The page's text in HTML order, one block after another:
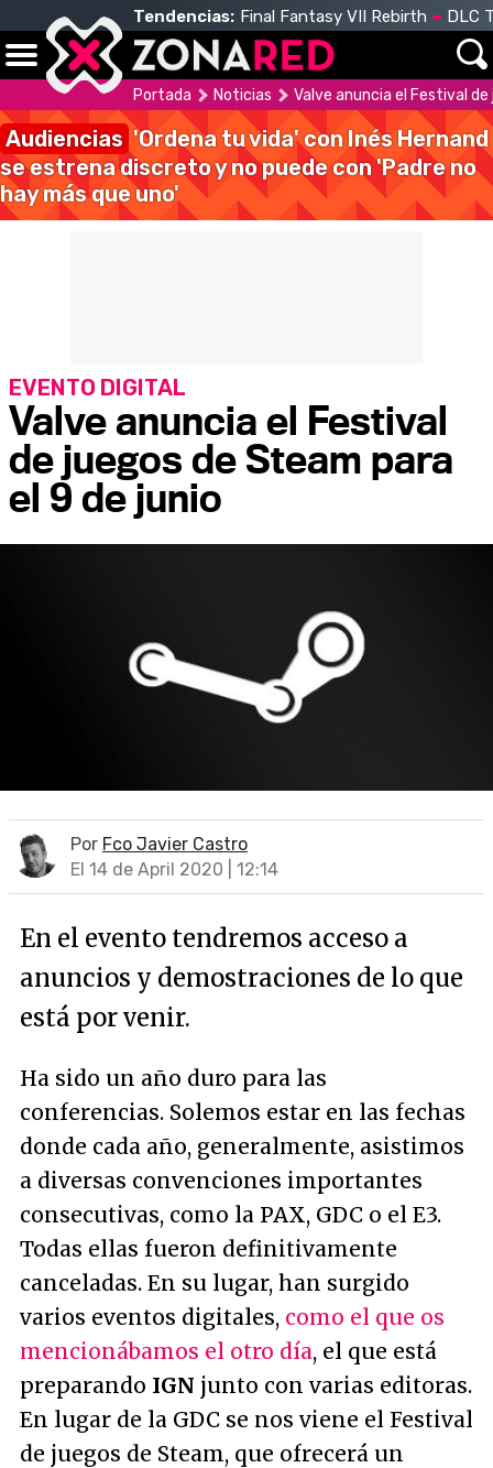
Tendencias: Final Fantasy VII Rebirth DLC
Portada Noticias Valve anuncia el Festival
Audiencias 'Ordena tu vida' con Inés Hernand
se estrena discreto y no puede con 'Padre no
hay más que uno'
Valve anuncia el Festival
de juegos de Steam para
el 9 de junio
EVENTO DIGITAL
Por Fco Javier Castro
El 14 de April 2020 | 12:14
En el evento tendremos acceso a
anuncios y demostraciones de lo que
está por venir.
Ha sido un año duro para las
conferencias. Solemos estar en las fechas
donde cada año, generalmente, asistimos
a diversas convenciones importantes
consecutivas, como la PAX, GDC o el E3.
Todas ellas fueron definitivamente
canceladas. En su lugar, han surgido
varios eventos digitales, como el que os
mencionábamos el otro día, el que está
preparando IGN junto con varias editoras.
En lugar de la GDC se nos viene el Festival
de juegos de Steam, que ofrecerá un